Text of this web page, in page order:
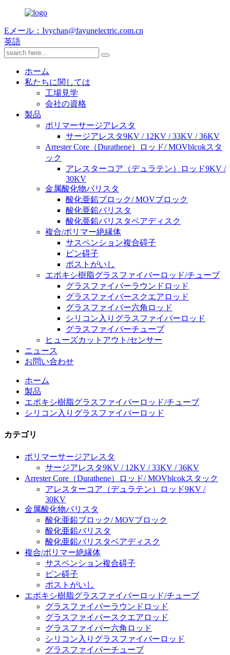
Eメール：Ivychan@fayunelectric.com.cn
英語
ホーム
私たちに関しては
工場見学
会社の資格
製品
ポリマーサージアレスタ
サージアレスタ9KV / 12KV / 33KV / 36KV
Arrester Core（Durathene）ロッド/ MOVblcokスタ
ック
アレスターコア（デュラテン）ロッド9KV /
30KV
金属酸化物バリスタ
酸化亜鉛ブロック/ MOVブロック
酸化亜鉛バリスタ
酸化亜鉛バリスタベアディスク
複合/ポリマー絶縁体
サスペンション複合碍子
ピン碍子
ポストがいし
エポキシ樹脂グラスファイバーロッド/チューブ
グラスファイバーラウンドロッド
グラスファイバースクエアロッド
グラスファイバー六角ロッド
シリコン入りグラスファイバーロッド
グラスファイバーチューブ
ヒューズカットアウト/センサー
ニュース
お問い合わせ
ホーム
製品
エポキシ樹脂グラスファイバーロッド/チューブ
シリコン入りグラスファイバーロッド
カテゴリ
ポリマーサージアレスタ
サージアレスタ9KV / 12KV / 33KV / 36KV
Arrester Core（Durathene）ロッド/ MOVblcokスタック
アレスターコア（デュラテン）ロッド9KV /
30KV
金属酸化物バリスタ
酸化亜鉛ブロック/ MOVブロック
酸化亜鉛バリスタ
酸化亜鉛バリスタベアディスク
複合/ポリマー絶縁体
サスペンション複合碍子
ピン碍子
ポストがいし
エポキシ樹脂グラスファイバーロッド/チューブ
グラスファイバーラウンドロッド
グラスファイバースクエアロッド
グラスファイバー六角ロッド
シリコン入りグラスファイバーロッド
グラスファイバーチューブ